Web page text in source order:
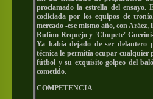
proclamado la estrella del ensayo.
codiciada por los equipos de
mercado -ese mismo año, con
Rufino Requejo y 'Chupete'
Ya había dejado de ser delantero
técnica le permitía ocupar cualquier
fútbol y su exquisito golpeo del
cometido.
COMPETENCIA